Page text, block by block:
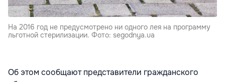
На 2016 год не предусмотрено ни одного лея на программу
льготной стерилизации. Фото: segodnya.ua
Об этом сообщают представители гражданского